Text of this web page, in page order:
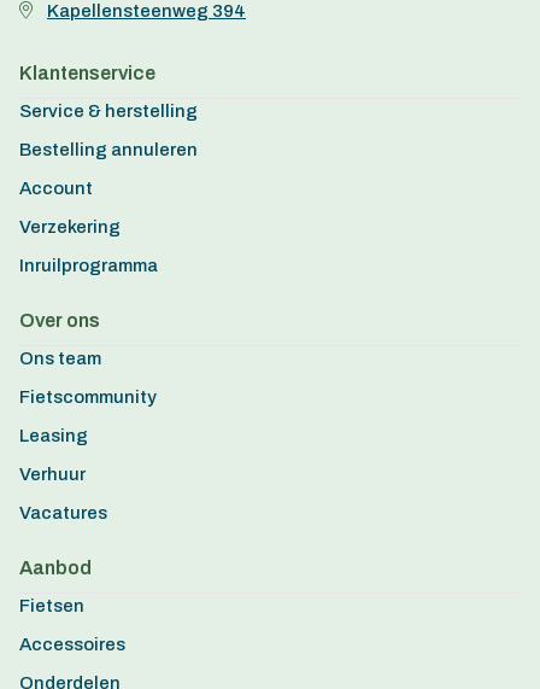
Kapellensteenweg 394
Klantenservice
Service & herstelling
Bestelling annuleren
Account
Verzekering
Inruilprogramma
Over ons
Ons team
Fietscommunity
Leasing
Verhuur
Vacatures
Aanbod
Fietsen
Accessoires
Onderdelen